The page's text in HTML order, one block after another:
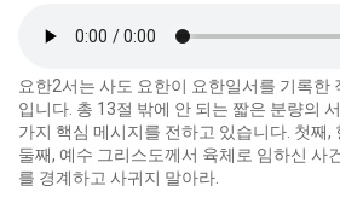
요한2서는 사도 요한이 요한일서를 기록한
입니다. 총 13절 밖에 안 되는 짧은 분량의
가지 핵심 메시지를 전하고 있습니다. 첫째,
둘째, 예수 그리스도께서 육체로 임하신 사
를 경계하고 사귀지 말아라.